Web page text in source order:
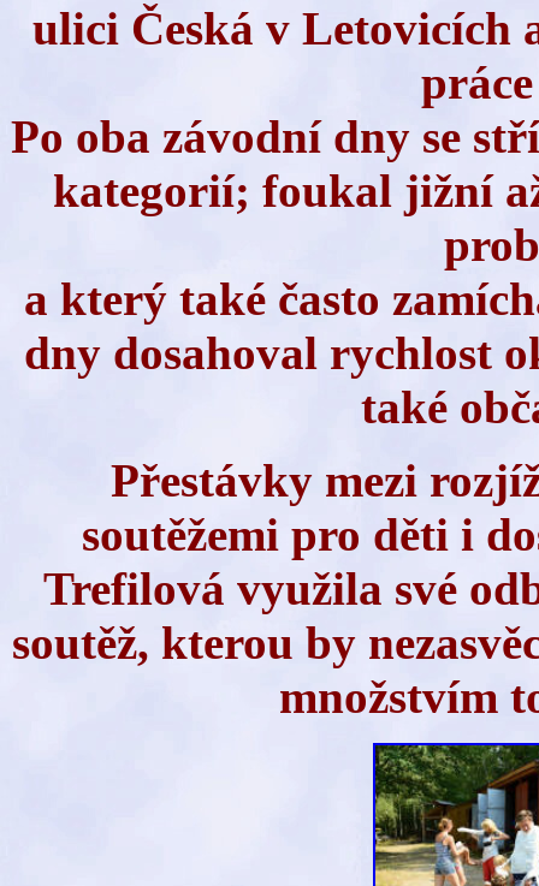
ulici Česká v Letovicích
Po oba závodní dny se
kategorií; foukal jižní
a který také často
dny dosahoval rychlost
také
Přestávky mezi
soutěžemi pro děti i
Trefilová využila své
soutěž, kterou by
množstvím